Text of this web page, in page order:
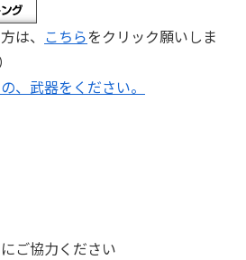
は、 こちらをクリック願いしま
、武器をください。
ご協力ください